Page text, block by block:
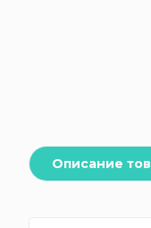
Описание